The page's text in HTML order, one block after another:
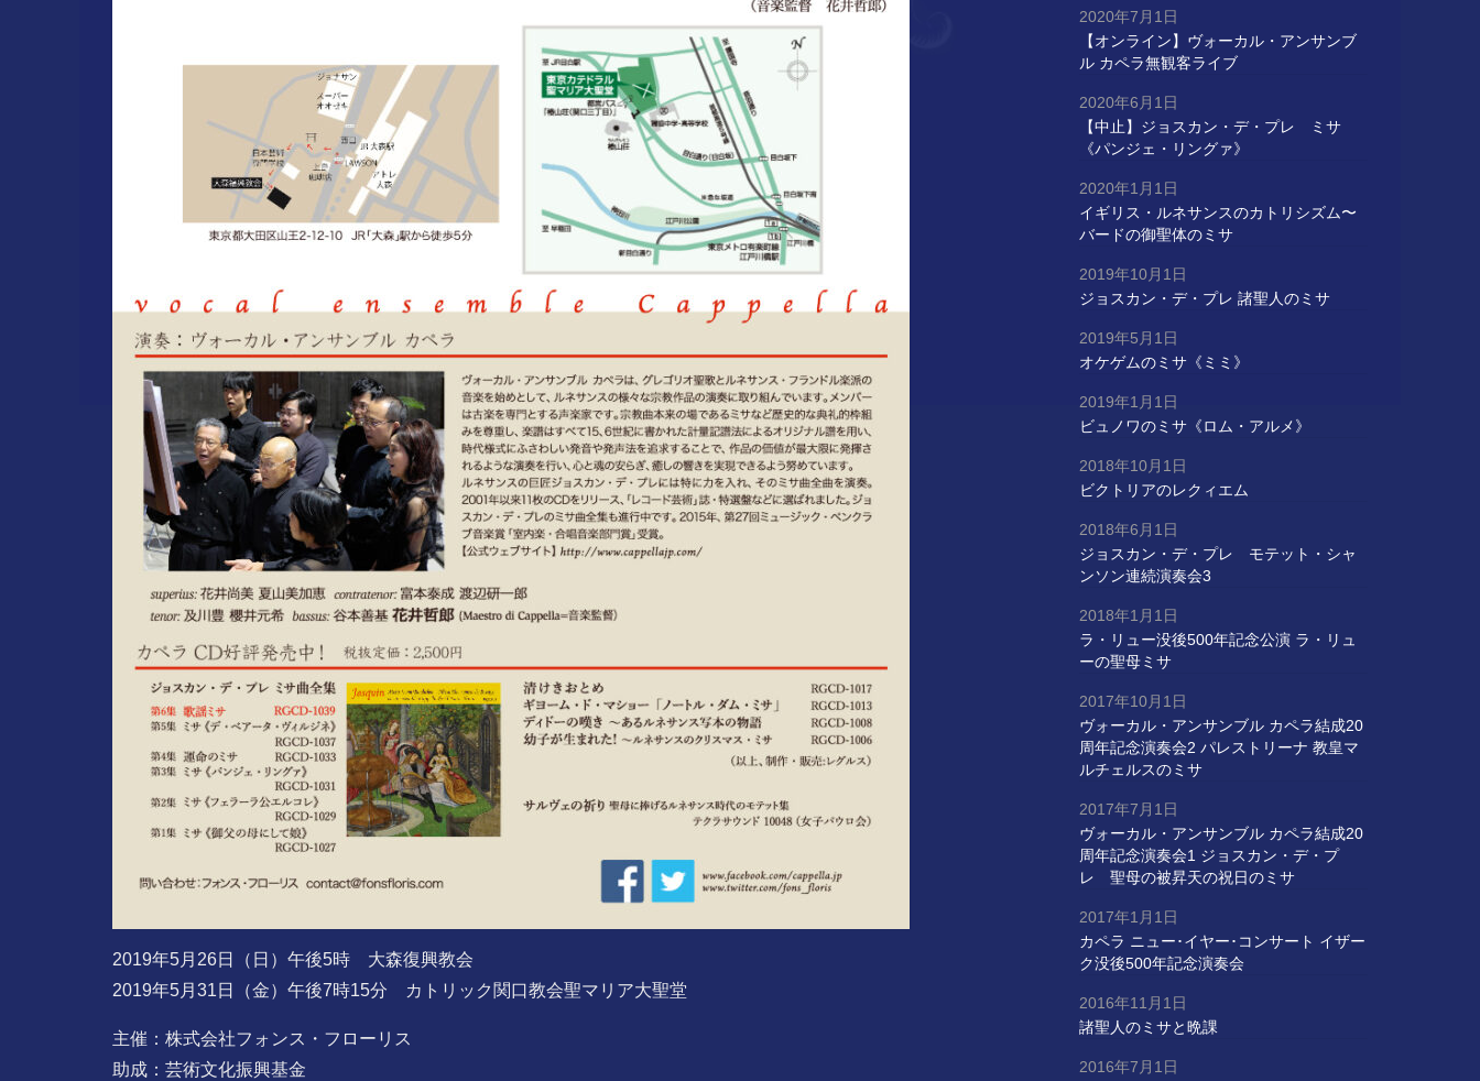
2019年5月26日（日）午後5時 大森復興教会
2019年5月31日（金）午後7時15分 カトリック関口教会聖マリア大聖堂
主催：株式会社フォンス・フローリス
助成：芸術文化振興基金
【オンライン】ヴォーカル・アンサンブ
ル カペラ無観客ライブ
2020年7月1日
【中止】ジョスカン・デ・プレ ミサ
《パンジェ・リングァ》
2020年6月1日
イギリス・ルネサンスのカトリシズム〜
バードの御聖体のミサ
2020年1月1日
ジョスカン・デ・プレ 諸聖人のミサ
2019年10月1日
オケゲムのミサ《ミミ》
2019年5月1日
ビュノワのミサ《ロム・アルメ》
2019年1月1日
ビクトリアのレクィエム
2018年10月1日
ジョスカン・デ・プレ モテット・シャ
ンソン連続演奏会3
2018年6月1日
ラ・リュー没後500年記念公演 ラ・リュ
ーの聖母ミサ
2018年1月1日
ヴォーカル・アンサンブル カペラ結成20
周年記念演奏会2 パレストリーナ 教皇マ
ルチェルスのミサ
2017年10月1日
ヴォーカル・アンサンブル カペラ結成20
周年記念演奏会1 ジョスカン・デ・プ
レ 聖母の被昇天の祝日のミサ
2017年7月1日
カペラ ニュー･イヤー･コンサート イザー
ク没後500年記念演奏会
2017年1月1日
諸聖人のミサと晩課
2016年11月1日
2016年7月1日